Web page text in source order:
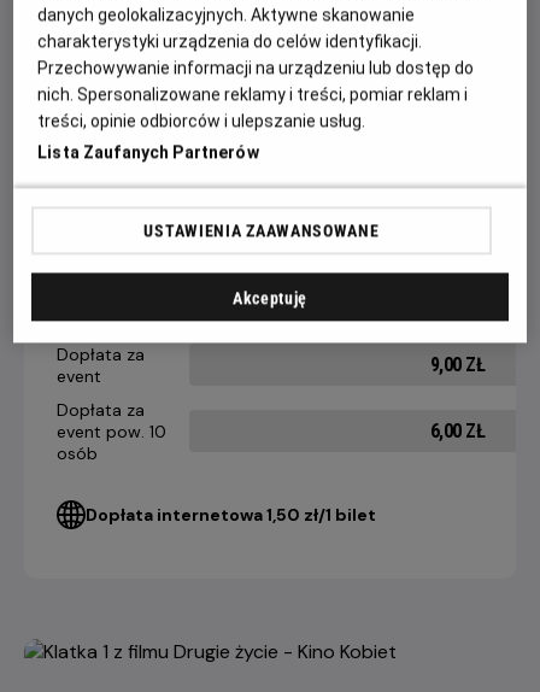
„Drugie życie” to zdobywca nagrody publiczności festiwalu
w Wenecji. W roli głównej zachwycająca Carmen Maura,
ikona filmów Almodóvara.
CENNIK
Kobiet
Dopłata za
event
Dopłata za
event pow. 10
osób
21,90 ZŁ
9,00 ZŁ
6,00 ZŁ
Dopłata internetowa 1,50 zł/1 bilet
danych geolokalizacyjnych. Aktywne skanowanie
charakterystyki urządzenia do celów identyfikacji.
Przechowywanie informacji na urządzeniu lub dostęp do
nich. Spersonalizowane reklamy i treści, pomiar reklam i
treści, opinie odbiorców i ulepszanie usług.
Lista Zaufanych Partnerów
USTAWIENIA ZAAWANSOWANE
Akceptuję